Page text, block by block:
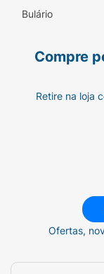
Bulário
Compre
Retire na loja
Ofertas,